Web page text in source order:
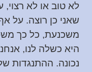
לא טוב או לא רצוי,
שאני כן רוצה. על
משכנעת, כל כך
היא כשלה לנו,
נכונה. ההתנגדות